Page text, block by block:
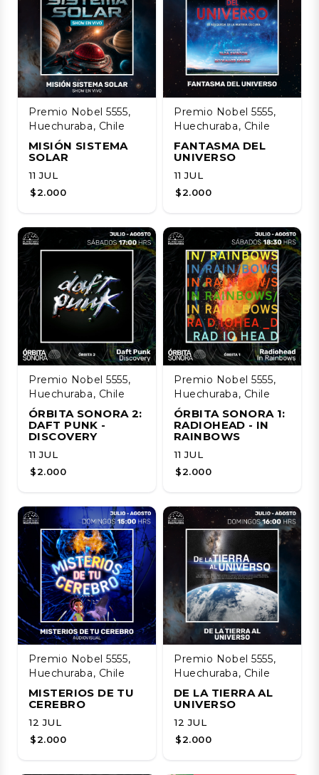
Premio Nobel 5555,
Huechuraba, Chile
MISIÓN SISTEMA
SOLAR
11 JUL
$2.000
Premio Nobel 5555,
Huechuraba, Chile
FANTASMA DEL
UNIVERSO
11 JUL
$2.000
Premio Nobel 5555,
Huechuraba, Chile
ÓRBITA SONORA 2:
DAFT PUNK -
DISCOVERY
11 JUL
$2.000
Premio Nobel 5555,
Huechuraba, Chile
ÓRBITA SONORA 1:
RADIOHEAD - IN
RAINBOWS
11 JUL
$2.000
Premio Nobel 5555,
Huechuraba, Chile
MISTERIOS DE TU
CEREBRO
12 JUL
$2.000
Premio Nobel 5555,
Huechuraba, Chile
DE LA TIERRA AL
UNIVERSO
12 JUL
$2.000